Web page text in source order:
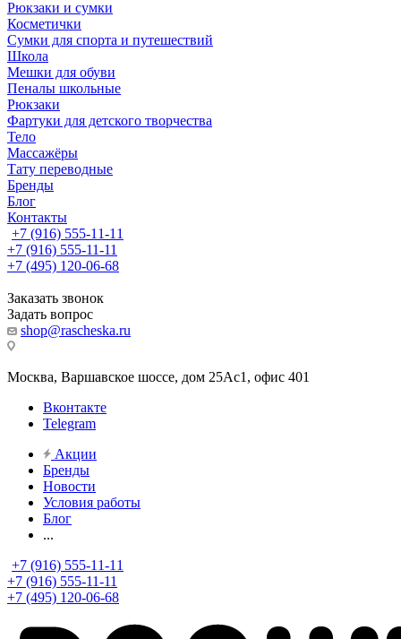
Рюкзаки и сумки
Косметички
Сумки для спорта и путешествий
Школа
Мешки для обуви
Пеналы школьные
Рюкзаки
Фартуки для детского творчества
Тело
Массажёры
Тату переводные
Бренды
Блог
Контакты
+7 (916) 555-11-11
+7 (916) 555-11-11
+7 (495) 120-06-68
Заказать звонок
Задать вопрос
shop@rascheska.ru
Москва, Варшавское шоссе, дом 25Аc1, офис 401
Вконтакте
Telegram
Акции
Бренды
Новости
Условия работы
Блог
...
+7 (916) 555-11-11
+7 (916) 555-11-11
+7 (495) 120-06-68